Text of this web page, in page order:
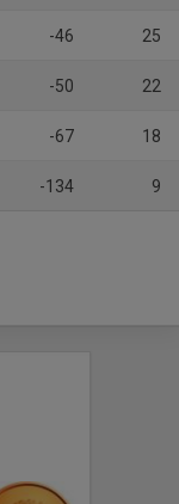
-46 25
-50 22
-67 18
-134 9